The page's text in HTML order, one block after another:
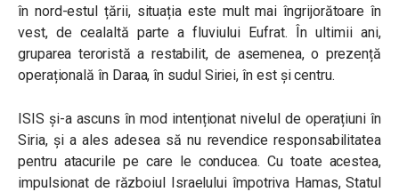
în nord-estul țării, situația este mult mai îngrijorătoare în
vest, de cealaltă parte a fluviului Eufrat. În ultimii ani,
gruparea teroristă a restabilit, de asemenea, o prezență
operațională în Daraa, în sudul Siriei, în est și centru.
ISIS și-a ascuns în mod intenționat nivelul de operațiuni în
Siria, și a ales adesea să nu revendice responsabilitatea
pentru atacurile pe care le conducea. Cu toate acestea,
impulsionat de războiul Israelului împotriva Hamas, Statul